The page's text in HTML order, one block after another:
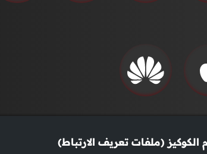
(ملفات تعريف الارتباط)